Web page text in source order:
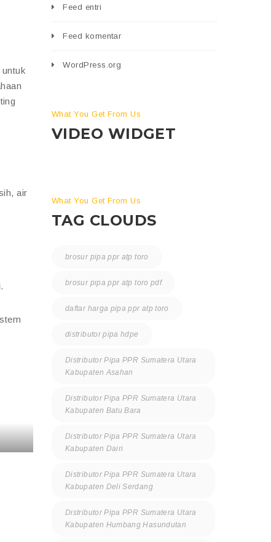
air
Feed entri
Feed komentar
WordPress.org
What You Get From Us
VIDEO WIDGET
What You Get From Us
TAG CLOUDS
brosur pipa ppr atp toro
brosur pipa ppr atp toro pdf
daftar harga pipa ppr atp toro
distributor pipa hdpe
Distributor Pipa PPR Sumatera Utara
Kabupaten Asahan
Distributor Pipa PPR Sumatera Utara
Kabupaten Batu Bara
Distributor Pipa PPR Sumatera Utara
Kabupaten Dairi
Distributor Pipa PPR Sumatera Utara
Kabupaten Deli Serdang
Distributor Pipa PPR Sumatera Utara
Kabupaten Humbang Hasundutan